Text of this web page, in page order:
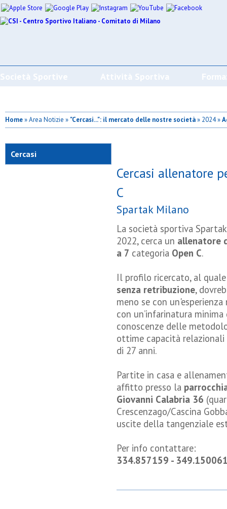
Società Sportive Attività Sportiva
Home» Area Notizie » "Cercasi...": il mercato delle nostre società» 2024 »
Cercasi
Cercasi allenatore
C
Spartak Milano
La società sportiva
2022, cerca un allenatore
a 7 categoria Open C.
Il profilo ricercato, al
senza retribuzione,
meno se con
con un’infarinatura
conoscenze delle
ottime capacità relazionali
di 27 anni.
Partite in casa e
affitto presso la
Giovanni Calabria 36
Crescenzago/Cascina
uscite della tangenziale
Per info contattare:
334.857159 -